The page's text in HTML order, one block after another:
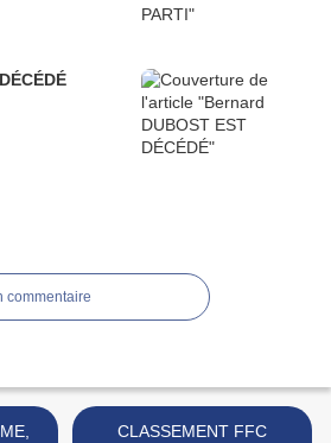
commentaire
CLASSEMENT FFC